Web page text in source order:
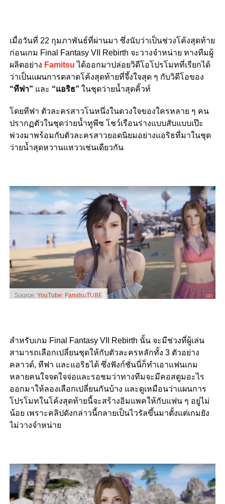
เมื่อวันที่ 22 กุมภาพันธ์ที่ผ่านมา ซึ่งนับว่าเป็นช่วงโค้งสุดท้าย
ก่อนเกม Final Fantasy VII Rebirth จะวางจำหน่าย ทางทีมผู้
ผลิตอย่าง Famitsu ได้ออกมาปล่อยวิดีโอโปรโมทที่เรียกได้
ว่าเป็นแผนการตลาดโค้งสุดท้ายที่จึ้งใจสุด ๆ กับวิดีโอของ
“ทีฟา” และ “แอริธ” ในชุดว่ายน้ำสุดคิ้วท์
โดยทีฟา ตัวละครสาวโนหนึ่งในดวงใจของใครหลาย ๆ คน
ปรากฏตัวในชุดว่ายน้ำทูพีซ โชว์เรือนร่างแบบสับแบบเป๊ะ
พ่วงมาพร้อมกับตัวละครสาวยอดนิยมอย่างแอริธที่มาในชุด
ว่ายน้ำสุดหวานแหววเช่นเดียวกัน
Source: YouTube: FamitsuTUBE
สำหรับเกม Final Fantasy VII Rebirth นั้น จะมีช่วงที่ผู้เล่น
สามารถเลือกเปลี่ยนชุดให้กับตัวละครหลักทั้ง 3 ตัวอย่าง
คลาวด์, ทีฟา และแอริธได้ ซึ่งฟังก์ชั่นนี่ก็ทำเอาแฟนเกม
หลายคนใจจดใจจ่อและรอชมว่าทางทีมจะมีคอสตูมอะไร
ออกมาให้ลองเลือกเปลี่ยนกันบ้าง และดูเหมือนว่าแผนการ
โปรโมทในโค้งสุดท้ายนี้จะสร้างอิมแพคให้กับแฟน ๆ อยู่ไม่
น้อย เพราะคลิปดังกล่าวนี้กลายเป็นไวรัลขึ้นมาตั้งแต่เกมยัง
ไม่วางจำหน่าย